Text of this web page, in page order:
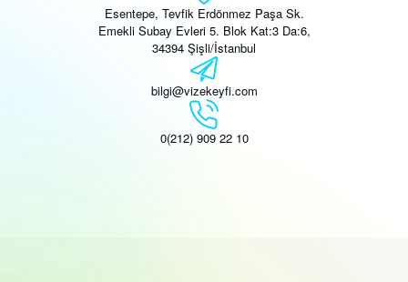
Esentepe, Tevfik Erdönmez Paşa Sk.
Emekli Subay Evleri 5. Blok Kat:3 Da:6,
34394 Şişli/İstanbul
bilgi@vizekeyfi.com
0(212) 909 22 10